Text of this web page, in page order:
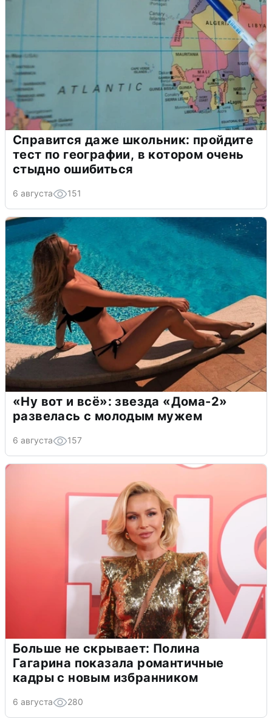
Справится даже школьник: пройдите
тест по географии, в котором очень
стыдно ошибиться
6 августа 151
«Ну вот и всё»: звезда «Дома-2»
развелась с молодым мужем
6 августа 157
Больше не скрывает: Полина
Гагарина показала романтичные
кадры с новым избранником
6 августа 280